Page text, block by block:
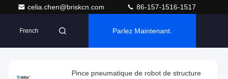
celia.chen@briskcn.com 86-157-1516-1517
French Parlez Maintenant.
Pince pneumatique de robot de structure